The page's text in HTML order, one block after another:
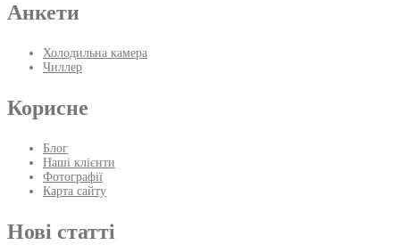
Анкети
Холодильна камера
Чиллер
Корисне
Блог
Наші клієнти
Фотографії
Карта сайту
Нові статті